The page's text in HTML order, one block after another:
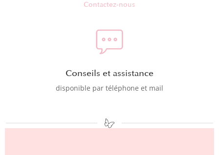
Contactez-nous
Conseils et assistance
disponible par téléphone et mail